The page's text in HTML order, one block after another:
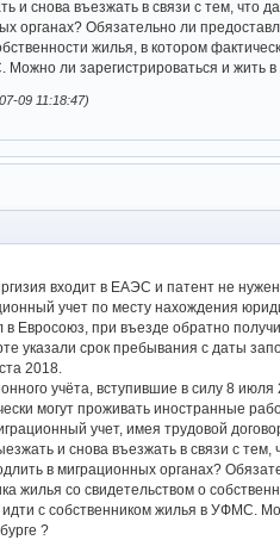
и снова въезжать в связи с тем, что
органах? Обязательно ли
жилья, в котором
ли зарегистрироваться и жить
09 11:18:47)
входит в ЕАЭС и патент не
учет по месту нахождения
Евросоюз, при въезде обратно
указали срок пребывания с даты
2018.
учёта, вступившие в силу 8
могут проживать иностранные
учет, имея трудовой
и снова въезжать в связи с
в миграционных органах?
жилья со свидетельством о
с собственником жилья в УФМС.
?